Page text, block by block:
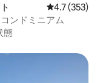
レビュー353
4.7 (353)
ンドミニアム
態